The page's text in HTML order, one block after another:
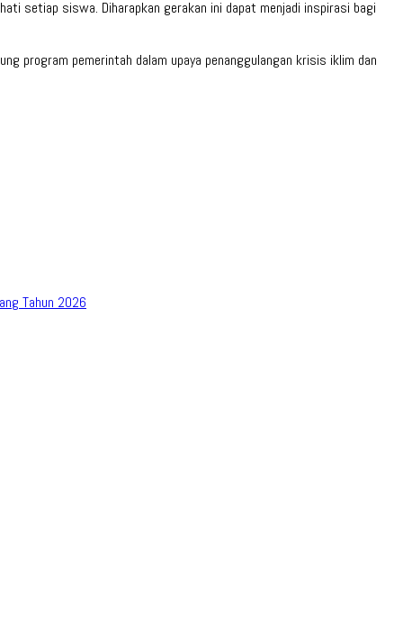
setiap siswa. Diharapkan gerakan ini dapat menjadi inspirasi bagi
program pemerintah dalam upaya penanggulangan krisis iklim dan
Tahun 2026